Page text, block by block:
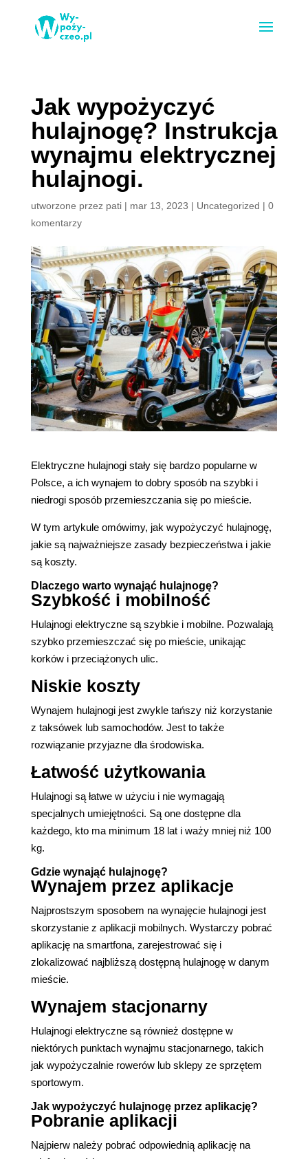
Jak wypożyczyć
hulajnogę? Instrukcja
wynajmu elektrycznej
hulajnogi.
utworzone przez pati| mar 13, 2023 | Uncategorized | 0
komentarzy
Elektryczne hulajnogi stały się bardzo popularne w
Polsce, a ich wynajem to dobry sposób na szybki i
niedrogi sposób przemieszczania się po mieście.
W tym artykule omówimy, jak wypożyczyć hulajnogę,
jakie są najważniejsze zasady bezpieczeństwa i jakie
są koszty.
Dlaczego warto wynająć hulajnogę?
Szybkość i mobilność
Hulajnogi elektryczne są szybkie i mobilne. Pozwalają
szybko przemieszczać się po mieście, unikając
korków i przeciążonych ulic.
Niskie koszty
Wynajem hulajnogi jest zwykle tańszy niż korzystanie
z taksówek lub samochodów. Jest to także
rozwiązanie przyjazne dla środowiska.
Łatwość użytkowania
Hulajnogi są łatwe w użyciu i nie wymagają
specjalnych umiejętności. Są one dostępne dla
każdego, kto ma minimum 18 lat i waży mniej niż 100
kg.
Gdzie wynająć hulajnogę?
Wynajem przez aplikacje
Najprostszym sposobem na wynajęcie hulajnogi jest
skorzystanie z aplikacji mobilnych. Wystarczy pobrać
aplikację na smartfona, zarejestrować się i
zlokalizować najbliższą dostępną hulajnogę w danym
mieście.
Wynajem stacjonarny
Hulajnogi elektryczne są również dostępne w
niektórych punktach wynajmu stacjonarnego, takich
jak wypożyczalnie rowerów lub sklepy ze sprzętem
sportowym.
Jak wypożyczyć hulajnogę przez aplikację?
Pobranie aplikacji
Najpierw należy pobrać odpowiednią aplikację na